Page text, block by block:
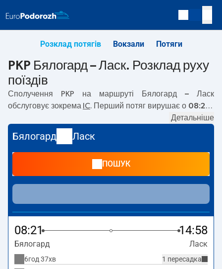
Розклад потягів Вокзали Потяги
PKP Бялогард – Ласк. Розклад руху
поїздів
Сполучення PKP на маршруті
Бялогард – Ласк
обслуговує зокрема IC . Перший потяг вирушає о 08:21з
о 21:21. На маршруті
інші потяги:
— пропонують нижчу ціну квитка і
зазвичай довший час подорожі. Потяг завершує
Детальніше
Бялогард Ласк
ПОШУК
08:21 14:58
Бялогард Ласк
1 пересадка
6год 37хв